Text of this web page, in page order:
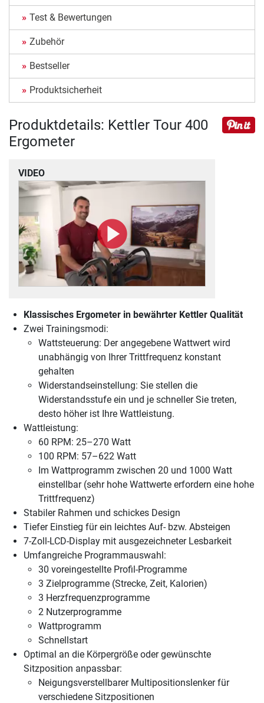
Test & Bewertungen
Zubehör
Bestseller
Produktsicherheit
Produktdetails: Kettler Tour 400
Ergometer
VIDEO
Klassisches Ergometer in bewährter Kettler Qualität
Zwei Trainingsmodi:
Wattsteuerung: Der angegebene Wattwert wird
unabhängig von Ihrer Trittfrequenz konstant
gehalten
Widerstandseinstellung: Sie stellen die
Widerstandsstufe ein und je schneller Sie treten,
desto höher ist Ihre Wattleistung.
Wattleistung:
60 RPM: 25–270 Watt
100 RPM: 57–622 Watt
Im Wattprogramm zwischen 20 und 1000 Watt
einstellbar (sehr hohe Wattwerte erfordern eine hohe
Trittfrequenz)
Stabiler Rahmen und schickes Design
Tiefer Einstieg für ein leichtes Auf- bzw. Absteigen
7-Zoll-LCD-Display mit ausgezeichneter Lesbarkeit
Umfangreiche Programmauswahl:
30 voreingestellte Profil-Programme
3 Zielprogramme (Strecke, Zeit, Kalorien)
3 Herzfrequenzprogramme
2 Nutzerprogramme
Wattprogramm
Schnellstart
Optimal an die Körpergröße oder gewünschte
Sitzposition anpassbar:
Neigungsverstellbarer Multipositionslenker für
verschiedene Sitzpositionen